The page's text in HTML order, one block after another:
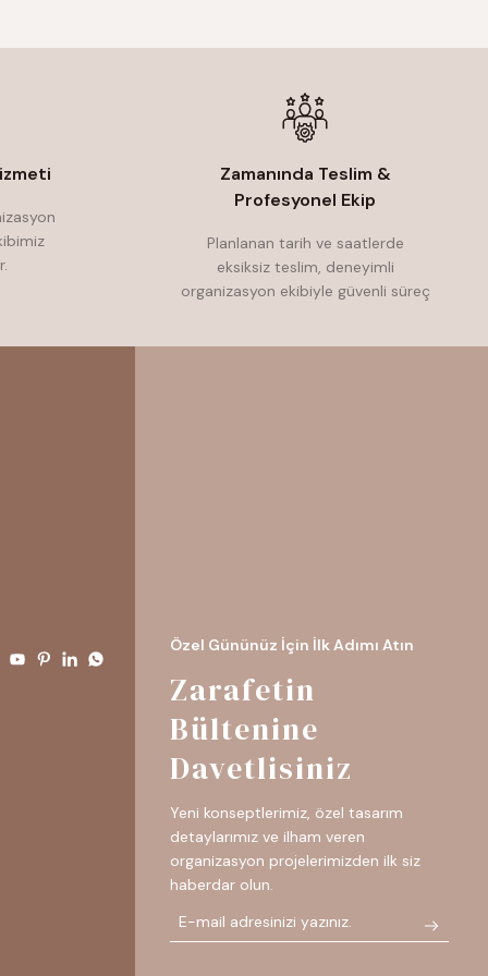
Zamanında Teslim &
Profesyonel Ekip
Planlanan tarih ve saatlerde
eksiksiz teslim, deneyimli
organizasyon ekibiyle güvenli süreç
Özel Gününüz İçin İlk Adımı Atın
Zarafetin
Bültenine
Davetlisiniz
Yeni konseptlerimiz, özel tasarım
detaylarımız ve ilham veren
organizasyon projelerimizden ilk siz
haberdar olun.